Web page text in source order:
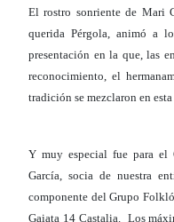
El rostro sonriente de Mari
querida Pérgola, animó a
presentación en la que, las
reconocimiento, el
tradición se mezclaron en
Y muy especial fue para el
García, socia de nuestra
componente del Grupo
Gaiata 14 Castalia. Los